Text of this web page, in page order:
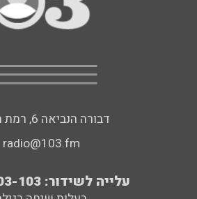
דבורה הנביאה 6, רמת השרון
radio@103.fm
עלייה לשידור: 0552-103-103